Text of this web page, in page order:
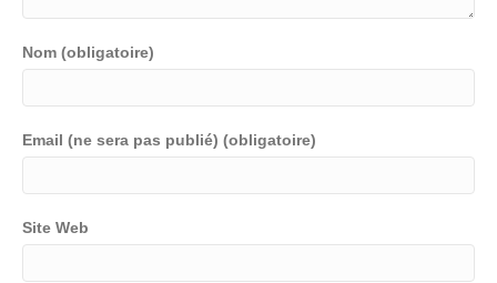
Nom (obligatoire)
Email (ne sera pas publié) (obligatoire)
Site Web